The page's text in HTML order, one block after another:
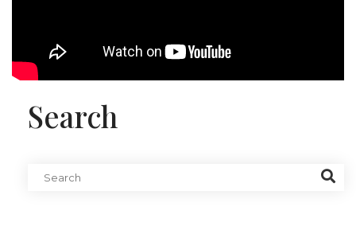
Search